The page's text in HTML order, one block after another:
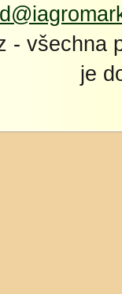
- všechna
je